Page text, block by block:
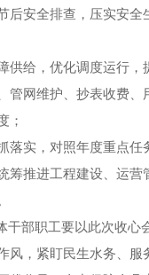
后安全排查，压实安全
供给，优化调度运行，
管网维护、抄表收费、
；
落实，对照年度重点任
筹推进工程建设、运营
部职工要以此次收心
风，紧盯民生水务、服